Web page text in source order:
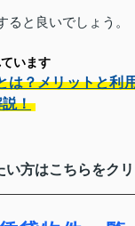
ると良いでしょう。
います
は？メリットと利
！
い方はこちらをク